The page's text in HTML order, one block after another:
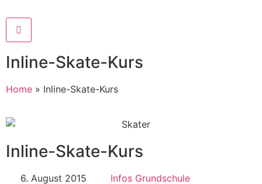
Inline-Skate-Kurs
Home » Inline-Skate-Kurs
Inline-Skate-Kurs
6. August 2015 Infos Grundschule